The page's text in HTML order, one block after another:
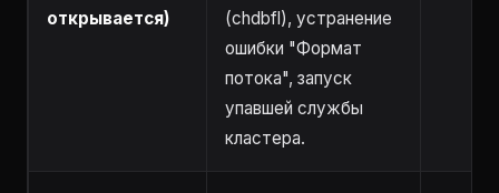
открывается)
(chdbfl), устранение
ошибки "Формат
потока", запуск
упавшей службы
кластера.